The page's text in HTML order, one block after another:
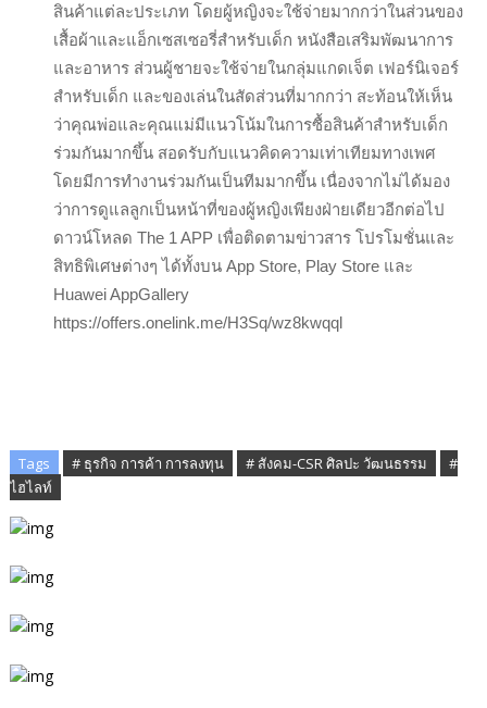
สินค้าแต่ละประเภท โดยผู้หญิงจะใช้จ่ายมากกว่าในส่วนของ
เสื้อผ้าและแอ็กเซสเซอรี่สำหรับเด็ก หนังสือเสริมพัฒนาการ
และอาหาร ส่วนผู้ชายจะใช้จ่ายในกลุ่มแกดเจ็ต เฟอร์นิเจอร์
สำหรับเด็ก และของเล่นในสัดส่วนที่มากกว่า สะท้อนให้เห็น
ว่าคุณพ่อและคุณแม่มีแนวโน้มในการซื้อสินค้าสำหรับเด็ก
ร่วมกันมากขึ้น สอดรับกับแนวคิดความเท่าเทียมทางเพศ
โดยมีการทำงานร่วมกันเป็นทีมมากขึ้น เนื่องจากไม่ได้มอง
ว่าการดูแลลูกเป็นหน้าที่ของผู้หญิงเพียงฝ่ายเดียวอีกต่อไป
ดาวน์โหลด The 1 APP เพื่อติดตามข่าวสาร โปรโมชั่นและ
สิทธิพิเศษต่างๆ ได้ทั้งบน App Store, Play Store และ
Huawei AppGallery
https://offers.onelink.me/H3Sq/wz8kwqql
Tags # ธุรกิจ การค้า การลงทุน # สังคม-CSR ศิลปะ วัฒนธรรม
#
ไฮไลท์